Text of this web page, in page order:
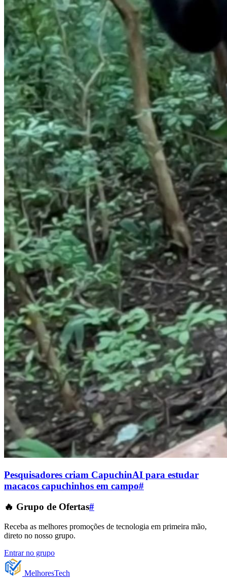
Pesquisadores criam CapuchinAI para estudar
macacos capuchinhos em campo#
🔥 Grupo de Ofertas#
Receba as melhores promoções de tecnologia em primeira mão,
direto no nosso grupo.
Entrar no grupo
MelhoresTech